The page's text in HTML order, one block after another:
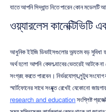
যাতে আপনি সিদ্ধান্ত নিতে পারেন কোন মডেলটি
ওয়্যারলেস কানেক্টিভিটি
আধুনিক ইইজি ডিভাইসগুলোর অন্যতম বড় সুবিধা
অর্থ হলো আপনি কেবল ল্যাবের ভেতরেই আটকে না
সংগ্রহ করতে পারবেন। নির্ভরযোগ্য ব্লুটুথ
স্মার্টফোনের সাথে সংযুক্ত রেখেই যেকোনো
research and education সংশ্লিষ্ট